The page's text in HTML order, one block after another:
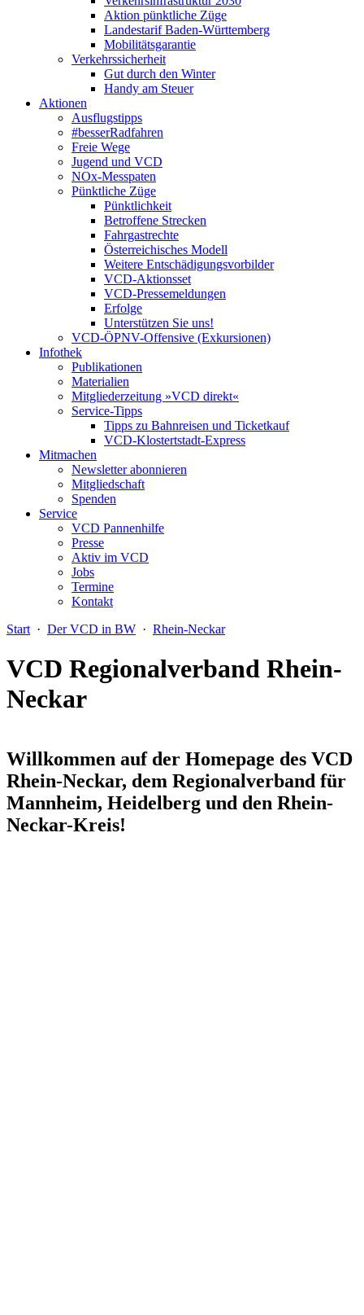
Aktion pünktliche Züge
Landestarif Baden-Württemberg
Mobilitätsgarantie
Verkehrssicherheit
Gut durch den Winter
Handy am Steuer
Aktionen
Ausflugstipps
#besserRadfahren
Freie Wege
Jugend und VCD
NOx-Messpaten
Pünktliche Züge
Pünktlichkeit
Betroffene Strecken
Fahrgastrechte
Österreichisches Modell
Weitere Entschädigungsvorbilder
VCD-Aktionsset
VCD-Pressemeldungen
Erfolge
Unterstützen Sie uns!
VCD-ÖPNV-Offensive (Exkursionen)
Infothek
Publikationen
Materialien
Mitgliederzeitung »VCD direkt«
Service-Tipps
Tipps zu Bahnreisen und Ticketkauf
VCD-Klostertstadt-Express
Mitmachen
Newsletter abonnieren
Mitgliedschaft
Spenden
Service
VCD Pannenhilfe
Presse
Aktiv im VCD
Jobs
Termine
Kontakt
Start · Der VCD in BW · Rhein-Neckar
VCD Regionalverband Rhein-
Neckar
Willkommen auf der Homepage des VCD
Rhein-Neckar, dem Regionalverband für
Mannheim, Heidelberg und den Rhein-
Neckar-Kreis!